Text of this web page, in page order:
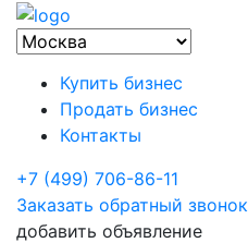
Купить бизнес
Продать бизнес
Контакты
+7 (499) 706-86-11
Заказать обратный звонок
добавить объявление